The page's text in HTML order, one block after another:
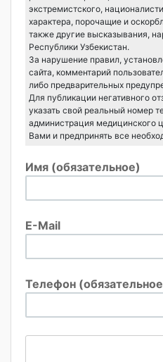
экстремистского,
характера, порочащие и
также другие высказывания,
Республики Узбекистан.
За нарушение правил,
сайта, комментарий
либо предварительных
Для публикации негативного
указать свой реальный номер
администрация медицинского
Вами и предпринять все
Имя (обязательное)
E-Mail
Телефон